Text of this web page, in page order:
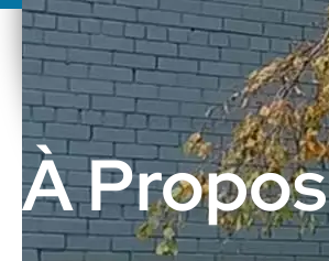
À Propos